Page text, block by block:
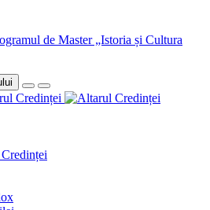
de Master „Istoria și Cultura